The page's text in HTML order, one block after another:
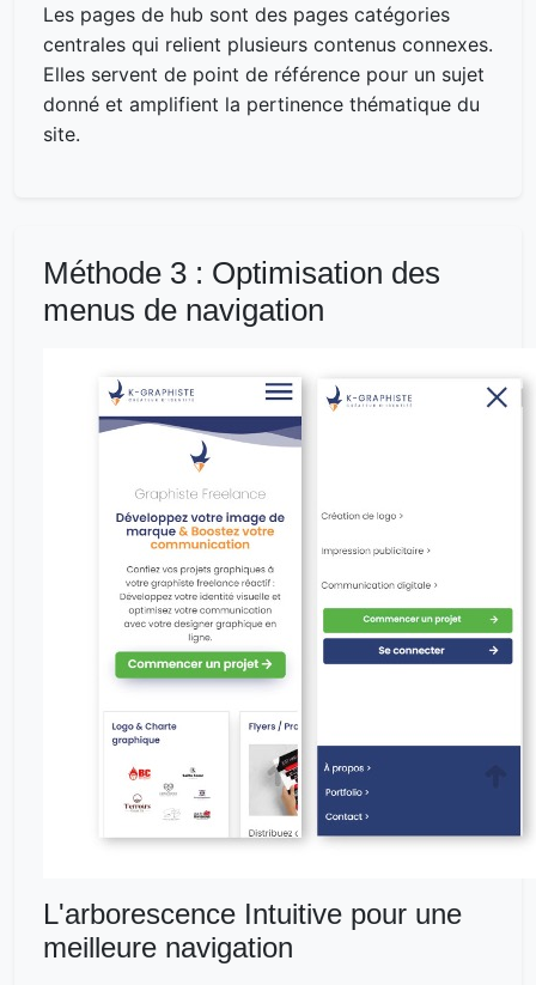
Les pages de hub sont des pages catégories
centrales qui relient plusieurs contenus connexes.
Elles servent de point de référence pour un sujet
donné et amplifient la pertinence thématique du
site.
Méthode 3 : Optimisation des
menus de navigation
L'arborescence Intuitive pour une
meilleure navigation